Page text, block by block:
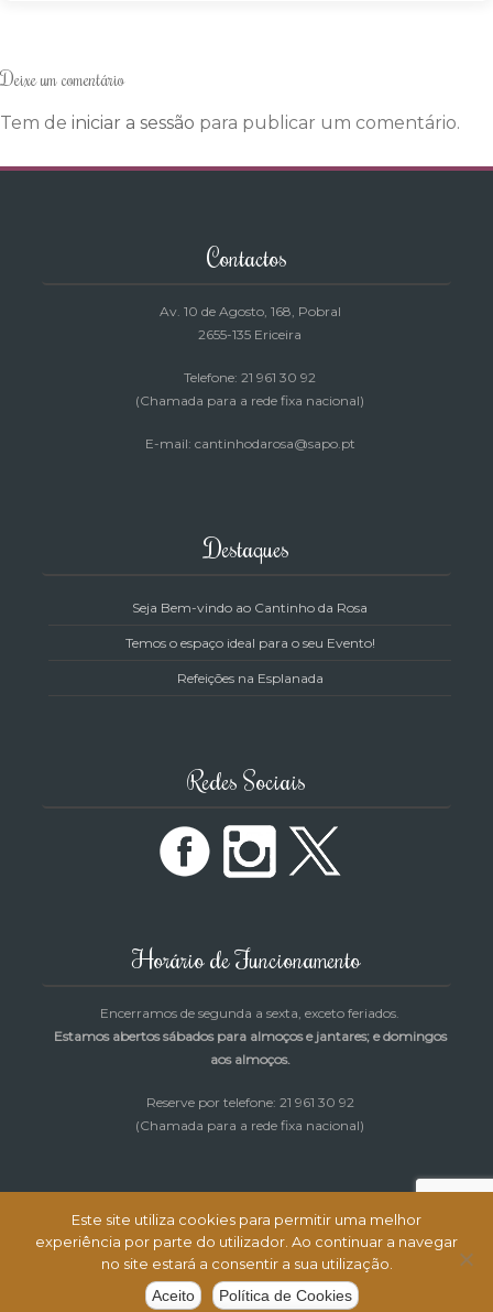
Deixe um comentário
Tem de iniciar a sessão para publicar um comentário.
Contactos
Av. 10 de Agosto, 168, Pobral
2655-135 Ericeira
Telefone: 21 961 30 92
(Chamada para a rede fixa nacional)
E-mail: cantinhodarosa@sapo.pt
Destaques
Seja Bem-vindo ao Cantinho da Rosa
Temos o espaço ideal para o seu Evento!
Refeições na Esplanada
Redes Sociais
Horário de Funcionamento
Encerramos de segunda a sexta, exceto feriados.
Estamos abertos sábados para almoços e jantares; e domingos
aos almoços.
Reserve por telefone: 21 961 30 92
(Chamada para a rede fixa nacional)
Restaurante Cantinho da Rosa © Todos os direitos reservados |
Desenvolvimento e Alojamento:MagicNet.ws
Este site utiliza cookies para permitir uma melhor
experiência por parte do utilizador. Ao continuar a navegar
no site estará a consentir a sua utilização.
Aceito
Política de Cookies